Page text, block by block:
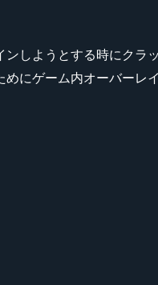
しようとする時にクラ
にゲーム内オーバーレ